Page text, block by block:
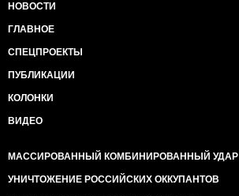
НОВОСТИ
ГЛАВНОЕ
СПЕЦПРОЕКТЫ
ПУБЛИКАЦИИ
КОЛОНКИ
ВИДЕО
МАССИРОВАННЫЙ КОМБИНИРОВАННЫЙ УДАР
УНИЧТОЖЕНИЕ РОССИЙСКИХ ОККУПАНТОВ